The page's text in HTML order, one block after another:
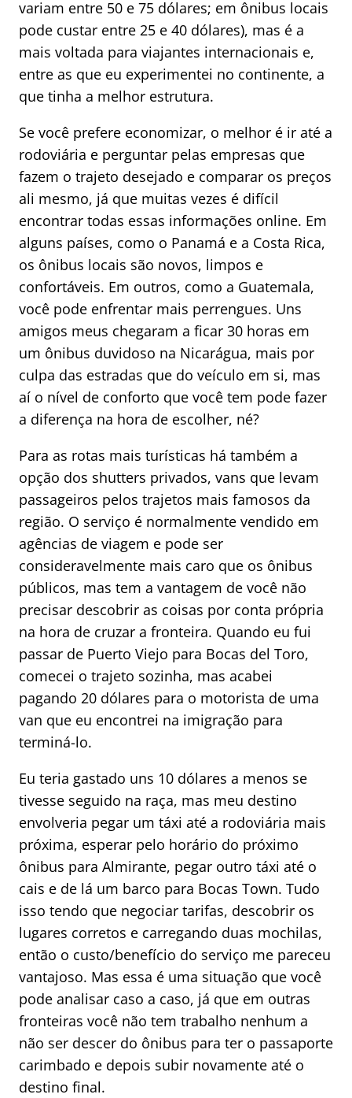
variam entre 50 e 75 dólares; em ônibus locais
pode custar entre 25 e 40 dólares), mas é a
mais voltada para viajantes internacionais e,
entre as que eu experimentei no continente, a
que tinha a melhor estrutura.
Se você prefere economizar, o melhor é ir até a
rodoviária e perguntar pelas empresas que
fazem o trajeto desejado e comparar os preços
ali mesmo, já que muitas vezes é difícil
encontrar todas essas informações online. Em
alguns países, como o Panamá e a Costa Rica,
os ônibus locais são novos, limpos e
confortáveis. Em outros, como a Guatemala,
você pode enfrentar mais perrengues. Uns
amigos meus chegaram a ficar 30 horas em
um ônibus duvidoso na Nicarágua, mais por
culpa das estradas que do veículo em si, mas
aí o nível de conforto que você tem pode fazer
a diferença na hora de escolher, né?
Para as rotas mais turísticas há também a
opção dos shutters privados, vans que levam
passageiros pelos trajetos mais famosos da
região. O serviço é normalmente vendido em
agências de viagem e pode ser
consideravelmente mais caro que os ônibus
públicos, mas tem a vantagem de você não
precisar descobrir as coisas por conta própria
na hora de cruzar a fronteira. Quando eu fui
passar de Puerto Viejo para Bocas del Toro,
comecei o trajeto sozinha, mas acabei
pagando 20 dólares para o motorista de uma
van que eu encontrei na imigração para
terminá-lo.
Eu teria gastado uns 10 dólares a menos se
tivesse seguido na raça, mas meu destino
envolveria pegar um táxi até a rodoviária mais
próxima, esperar pelo horário do próximo
ônibus para Almirante, pegar outro táxi até o
cais e de lá um barco para Bocas Town. Tudo
isso tendo que negociar tarifas, descobrir os
lugares corretos e carregando duas mochilas,
então o custo/benefício do serviço me pareceu
vantajoso. Mas essa é uma situação que você
pode analisar caso a caso, já que em outras
fronteiras você não tem trabalho nenhum a
não ser descer do ônibus para ter o passaporte
carimbado e depois subir novamente até o
destino final.